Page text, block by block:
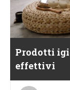
Prodotti
effettivi